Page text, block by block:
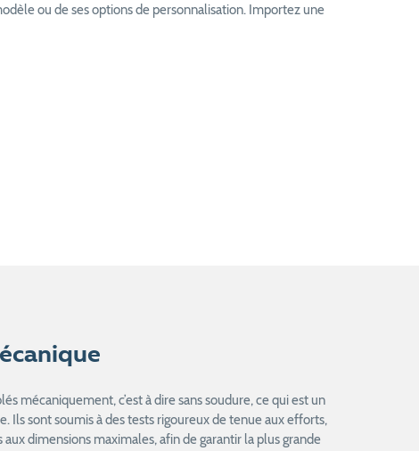
ou de ses options de personnalisation. Importez une
mécaniquement, c’est à dire sans soudure, ce qui est un
Ils sont soumis à des tests rigoureux de tenue aux efforts,
dimensions maximales, afin de garantir la plus grande